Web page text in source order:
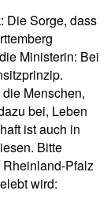
Die Sorge, dass
Ministerin: Bei
Menschen,
bei, Leben
ist auch in
Bitte
Pfalz
wird: